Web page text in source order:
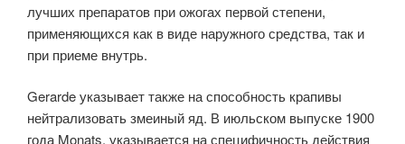
лучших препаратов при ожогах первой степени,
применяющихся как в виде наружного средства, так и
при приеме внутрь.
Gerarde указывает также на способность крапивы
нейтрализовать змеиный яд. В июльском выпуске 1900
года Monats. указывается на специфичность действия